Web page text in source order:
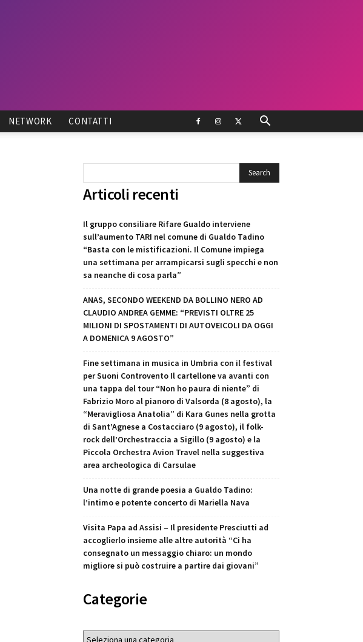
NETWORK CONTATTI
Articoli recenti
Il gruppo consiliare Rifare Gualdo interviene
sull’aumento TARI nel comune di Gualdo Tadino
“Basta con le mistificazioni. Il Comune impiega
una settimana per arrampicarsi sugli specchi e non
sa neanche di cosa parla”
ANAS, SECONDO WEEKEND DA BOLLINO NERO AD
CLAUDIO ANDREA GEMME: “PREVISTI OLTRE 25
MILIONI DI SPOSTAMENTI DI AUTOVEICOLI DA OGGI
A DOMENICA 9 AGOSTO”
Fine settimana in musica in Umbria con il festival
per Suoni Controvento Il cartellone va avanti con
una tappa del tour “Non ho paura di niente” di
Fabrizio Moro al pianoro di Valsorda (8 agosto), la
“Meravigliosa Anatolia” di Kara Gunes nella grotta
di Sant’Agnese a Costacciaro (9 agosto), il folk-
rock dell’Orchestraccia a Sigillo (9 agosto) e la
Piccola Orchestra Avion Travel nella suggestiva
area archeologica di Carsulae
Una notte di grande poesia a Gualdo Tadino:
l’intimo e potente concerto di Mariella Nava
Visita Papa ad Assisi – Il presidente Presciutti ad
accoglierlo insieme alle altre autorità “Ci ha
consegnato un messaggio chiaro: un mondo
migliore si può costruire a partire dai giovani”
Categorie
Categorie